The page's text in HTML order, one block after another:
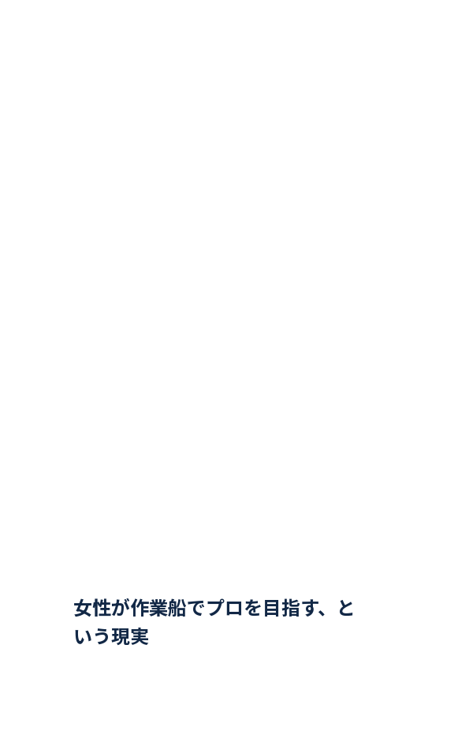
女性が作業船でプロを目指す、と
いう現実